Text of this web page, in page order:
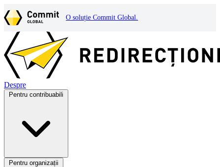
O soluție Commit Global.
Despre
Pentru contribuabili
Pentru organizații